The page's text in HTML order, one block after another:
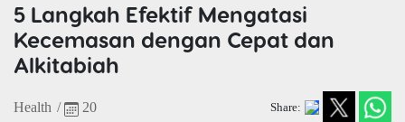
5 Langkah Efektif Mengatasi
Kecemasan dengan Cepat dan
Alkitabiah
Health /
20
Share: